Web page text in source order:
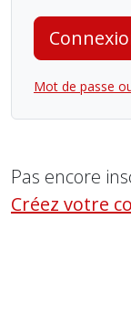
Mot de passe
Pas encore
Créez votre